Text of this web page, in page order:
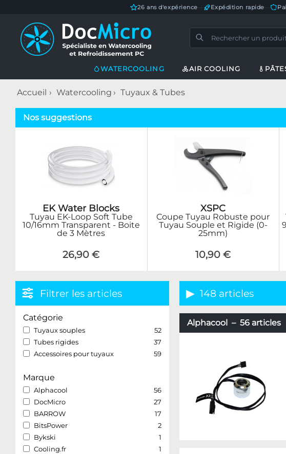
26 ans d'expérience Expédition rapide
WATERCOOLING AIR COOLING
Accueil Watercooling Tuyaux & Tubes
Nos suggestions
EK Water Blocks
Tuyau EK-Loop Soft Tube
10/16mm Transparent - Boite
de 3 Mètres
26,90 €
XSPC
Coupe Tuyau Robuste pour
Tuyau Souple et Rigide (0-
25mm)
10,90 €
Filtrer les articles
Catégorie
Tuyaux souples
52
Tubes rigides
37
Accessoires pour tuyaux
59
Marque
Alphacool
56
DocMicro
27
BARROW
17
BitsPower
2
Bykski
1
Cooling.fr
1
148 articles
Alphacool – 56 articles